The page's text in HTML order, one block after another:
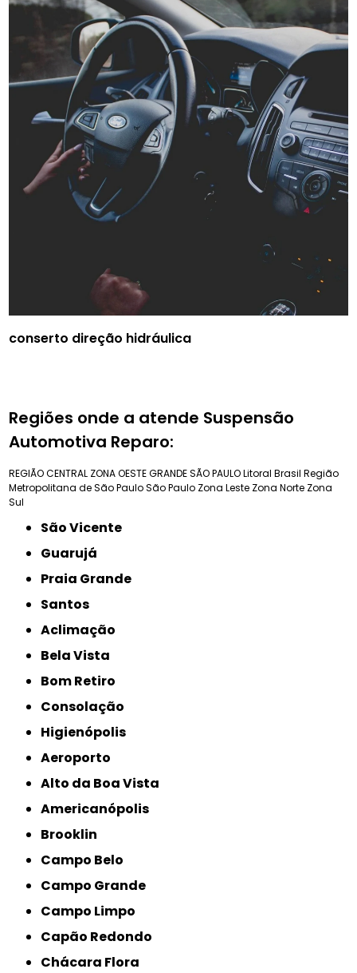
conserto direção hidráulica
Regiões onde a atende Suspensão
Automotiva Reparo:
REGIÃO CENTRAL ZONA OESTEGRANDE SÃO PAULOLitoral Brasil Região
Metropolitana de São PauloSão Paulo Zona Leste Zona Norte Zona
Sul
São Vicente
Guarujá
Praia Grande
Santos
Aclimação
Bela Vista
Bom Retiro
Consolação
Higienópolis
Aeroporto
Alto da Boa Vista
Americanópolis
Brooklin
Campo Belo
Campo Grande
Campo Limpo
Capão Redondo
Chácara Flora